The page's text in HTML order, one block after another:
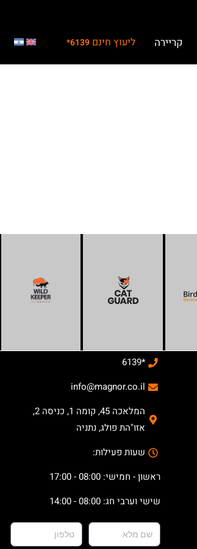
קריירה ליעוץ חינם6139*
*6139
info@magnor.co.il
המלאכה 45, קומה 1, כניסה 2,
אזו"הת פולג, נתניה
שעות פעילות:
ראשון - חמישי: 08:00 - 17:00
שישי וערבי חג: 08:00 - 14:00